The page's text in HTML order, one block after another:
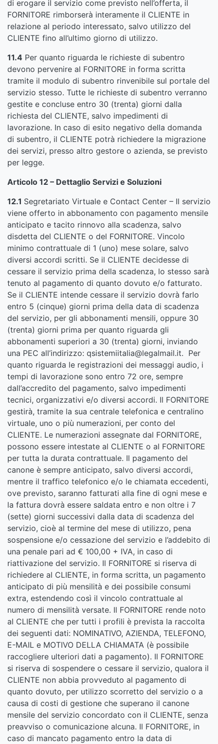
di erogare il servizio come previsto nell’offerta, il
FORNITORE rimborserà interamente il CLIENTE in
relazione al periodo interessato, salvo utilizzo del
CLIENTE fino all’ultimo giorno di utilizzo.
11.4 Per quanto riguarda le richieste di subentro
devono pervenire al FORNITORE in forma scritta
tramite il modulo di subentro rinvenibile sul portale del
servizio stesso. Tutte le richieste di subentro verranno
gestite e concluse entro 30 (trenta) giorni dalla
richiesta del CLIENTE, salvo impedimenti di
lavorazione. In caso di esito negativo della domanda
di subentro, il CLIENTE potrà richiedere la migrazione
dei servizi, presso altro gestore o azienda, se previsto
per legge.
Articolo 12 – Dettaglio Servizi e Soluzioni
12.1 Segretariato Virtuale e Contact Center – Il servizio
viene offerto in abbonamento con pagamento mensile
anticipato e tacito rinnovo alla scadenza, salvo
disdetta del CLIENTE o del FORNITORE. Vincolo
minimo contrattuale di 1 (uno) mese solare, salvo
diversi accordi scritti. Se il CLIENTE decidesse di
cessare il servizio prima della scadenza, lo stesso sarà
tenuto al pagamento di quanto dovuto e/o fatturato.
Se il CLIENTE intende cessare il servizio dovrà farlo
entro 5 (cinque) giorni prima della data di scadenza
del servizio, per gli abbonamenti mensili, oppure 30
(trenta) giorni prima per quanto riguarda gli
abbonamenti superiori a 30 (trenta) giorni, inviando
una PEC all’indirizzo: qsistemiitalia@legalmail.it. Per
quanto riguarda le registrazioni dei messaggi audio, i
tempi di lavorazione sono entro 72 ore, sempre
dall’accredito del pagamento, salvo impedimenti
tecnici, organizzativi e/o diversi accordi. Il FORNITORE
gestirà, tramite la sua centrale telefonica e centralino
virtuale, uno o più numerazioni, per conto del
CLIENTE. Le numerazioni assegnate dal FORNITORE,
possono essere intestate al CLIENTE o al FORNITORE
per tutta la durata contrattuale. Il pagamento del
canone è sempre anticipato, salvo diversi accordi,
mentre il traffico telefonico e/o le chiamata eccedenti,
ove previsto, saranno fatturati alla fine di ogni mese e
la fattura dovrà essere saldata entro e non oltre i 7
(sette) giorni successivi dalla data di scadenza del
servizio, cioè al termine del mese di utilizzo, pena
sospensione e/o cessazione del servizio e l’addebito di
una penale pari ad € 100,00 + IVA, in caso di
riattivazione del servizio. Il FORNITORE si riserva di
richiedere al CLIENTE, in forma scritta, un pagamento
anticipato di più mensilità e dei possibile consumi
extra, estendendo così il vincolo contrattuale al
numero di mensilità versate. Il FORNITORE rende noto
al CLIENTE che per tutti i profili è prevista la raccolta
dei seguenti dati: NOMINATIVO, AZIENDA, TELEFONO,
E-MAIL e MOTIVO DELLA CHIAMATA (è possibile
raccogliere ulteriori dati a pagamento). Il FORNITORE
si riserva di sospendere o cessare il servizio, qualora il
CLIENTE non abbia provveduto al pagamento di
quanto dovuto, per utilizzo scorretto del servizio o a
causa di costi di gestione che superano il canone
mensile del servizio concordato con il CLIENTE, senza
preavviso o comunicazione alcuna. Il FORNITORE, in
caso di mancato pagamento entro la data di